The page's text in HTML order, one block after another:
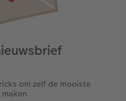
om zelf de mooiste